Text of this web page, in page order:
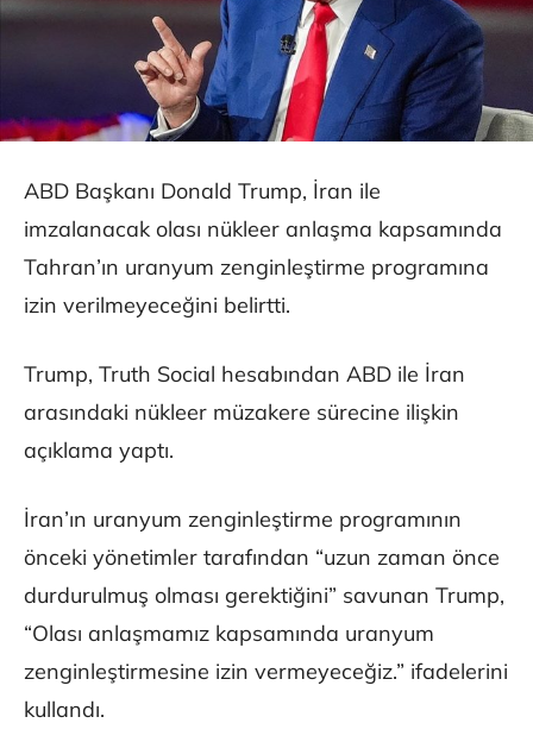
ABD Başkanı Donald Trump, İran ile
imzalanacak olası nükleer anlaşma kapsamında
Tahran’ın uranyum zenginleştirme programına
izin verilmeyeceğini belirtti.
Trump, Truth Social hesabından ABD ile İran
arasındaki nükleer müzakere sürecine ilişkin
açıklama yaptı.
İran’ın uranyum zenginleştirme programının
önceki yönetimler tarafından “uzun zaman önce
durdurulmuş olması gerektiğini” savunan Trump,
“Olası anlaşmamız kapsamında uranyum
zenginleştirmesine izin vermeyeceğiz.” ifadelerini
kullandı.